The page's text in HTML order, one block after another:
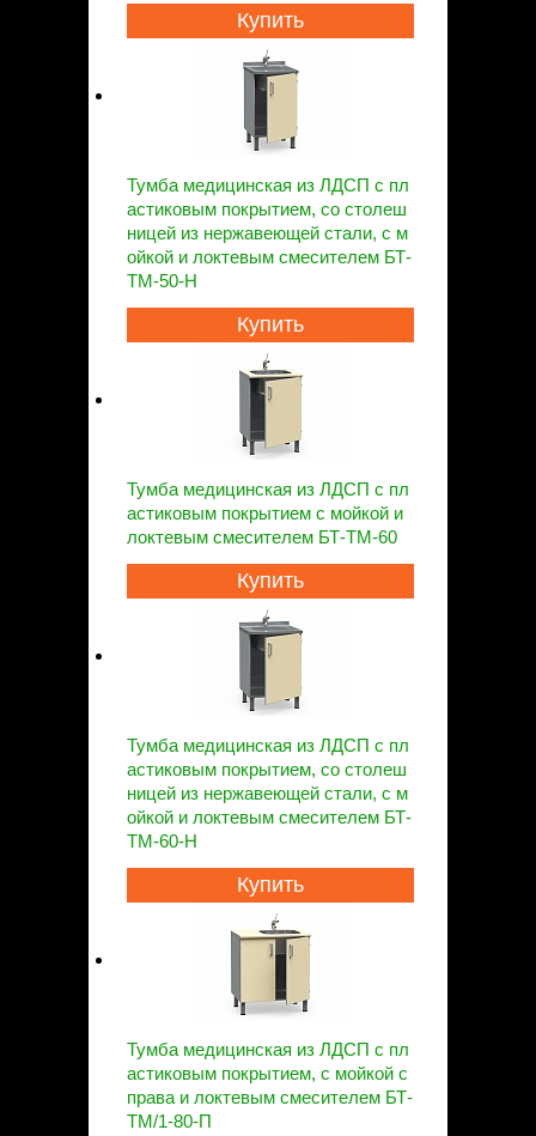
Купить
Тумба медицинская из ЛДСП с пл
астиковым покрытием, со столеш
ницей из нержавеющей стали, с м
ойкой и локтевым смесителем БТ-
ТМ-50-Н
Купить
Тумба медицинская из ЛДСП с пл
астиковым покрытием с мойкой и
локтевым смесителем БТ-ТМ-60
Купить
Тумба медицинская из ЛДСП с пл
астиковым покрытием, со столеш
ницей из нержавеющей стали, с м
ойкой и локтевым смесителем БТ-
ТМ-60-Н
Купить
Тумба медицинская из ЛДСП с пл
астиковым покрытием, с мойкой с
права и локтевым смесителем БТ-
ТМ/1-80-П